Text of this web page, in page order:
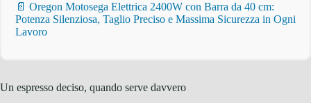
📄 Oregon Motosega Elettrica 2400W con Barra da 40 cm:
Potenza Silenziosa, Taglio Preciso e Massima Sicurezza in Ogni
Lavoro
Un espresso deciso, quando serve davvero